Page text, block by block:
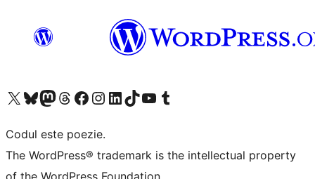
Mergi la contul nostru X (fost Twitter)
Vizitează contul nostru Bluesky
Vizitează contul nostru Mastodon
Vizitează contul nostru Threads
Vizitează pagina noastră Facebook
Vizitează-ne pe Instagram
Vizitează-ne pe LinkedIn
Vizitează contul nostru TikTok
Vizitează canalul nostru YouTube
Vizitează contul nostru Tumblr
Codul este poezie.
The WordPress® trademark is the intellectual property
of the WordPress Foundation.